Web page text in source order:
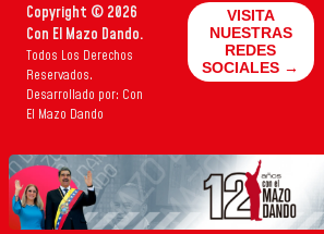
Copyright © 2026
Con El Mazo Dando.
Todos Los Derechos
Reservados.
Desarrollado por: Con
El Mazo Dando
VISITA
NUESTRAS
REDES
SOCIALES →